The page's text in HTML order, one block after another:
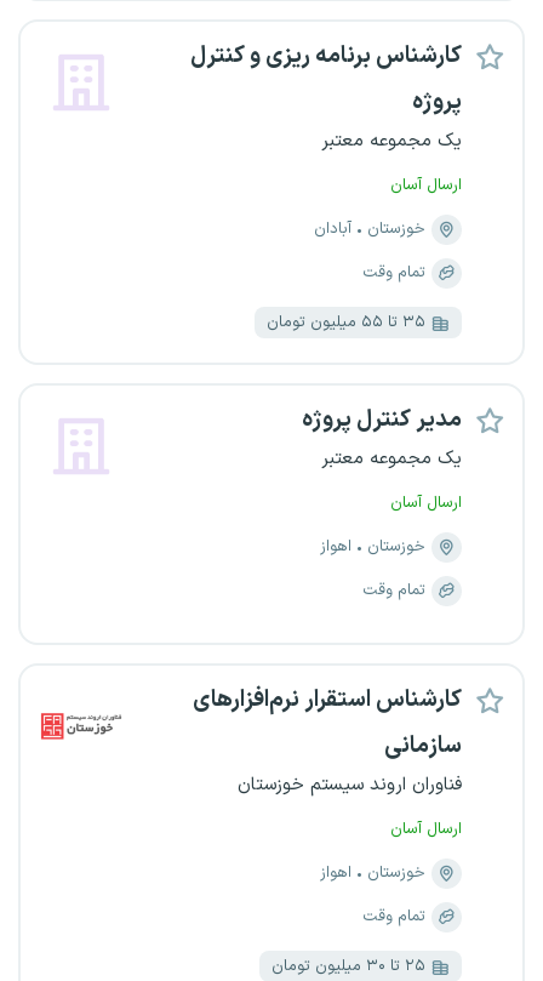
کارشناس برنامه ریزی و کنترل
پروژه
یک مجموعه معتبر
ارسال آسان
خوزستان
آبادان
تمام وقت
۳۵ تا ۵۵ میلیون تومان
مدیر کنترل پروژه
یک مجموعه معتبر
ارسال آسان
خوزستان
اهواز
تمام وقت
کارشناس استقرار نرم‌افزارهای
سازمانی
فناوران اروند سیستم خوزستان
ارسال آسان
خوزستان
اهواز
تمام وقت
۲۵ تا ۳۰ میلیون تومان